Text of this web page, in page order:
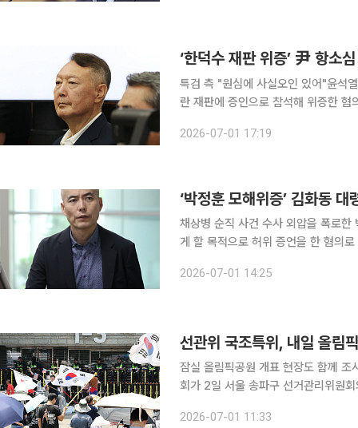
‘한덕수 재판 위증’ 尹 항소
특검 측 "원심에 사실오인 있어"윤석열 측 "한 전
란 재판에 증인으로 참석해 위증한
2026-07-01 17:19
‘박정훈 모해위증’ 김화동
채상병 순직 사건 수사 외압을 폭로한
게 할 목적으로 허위 증언을 한 혐의
다. 서울중앙지법 형사합의27부(우
2026-07-01 14:25
선관위 국조특위, 내일 올림
잠실 올림픽공원 개표 현장도 함께 조사 국회 6·3 지방선거 투표용지 부족 사태 국정조사특
회가 2일 서울 송파구 선거관리위원회와
2026-07-01 11:33